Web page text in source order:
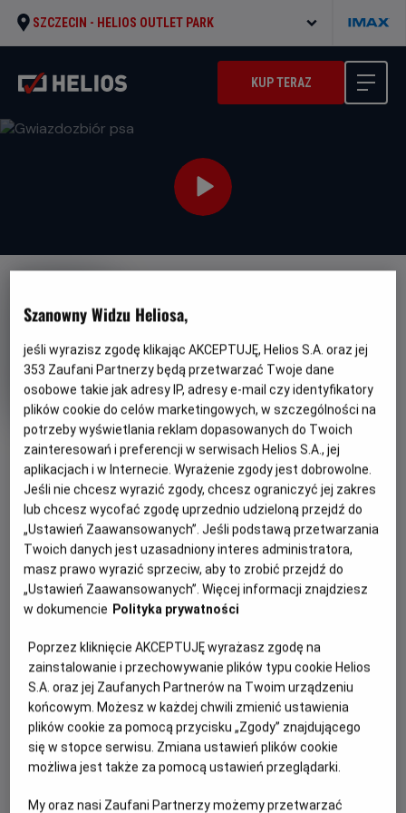
SZCZECIN - HELIOS OUTLET PARK
KUP TERAZ
OBSERWUJ
Gwiazdozbiór psa
Oryginalny
tytuł
The Dog Stars Gatunek
Akcja
Minimalny
wiek
Od 13 lat
Czas
trwania
119 min
Kraj
i
rok
produkcji
USA (2026)
PREMIERA
28 sierpnia 2026
REŻYSERIA
Ridley Scott
SCENARIUSZ
Mark L. Smith
OBSADA
Margaret Qualley, Jacob Elordi
WIĘCEJ SZCZEGÓŁÓW
GODZINY SEANSÓW
PIĄTEK, 28 SIERPNIA 2026
PIĄTEK,
SIERPNIA
2026
19:00
2D, napisy
POKAŻ KOLEJNE DNI
Szanowny Widzu Heliosa,
jeśli wyrazisz zgodę klikając AKCEPTUJĘ, Helios S.A. oraz jej
353 Zaufani Partnerzy będą przetwarzać Twoje dane
osobowe takie jak adresy IP, adresy e-mail czy identyfikatory
plików cookie do celów marketingowych, w szczególności na
potrzeby wyświetlania reklam dopasowanych do Twoich
zainteresowań i preferencji w serwisach Helios S.A., jej
aplikacjach i w Internecie. Wyrażenie zgody jest dobrowolne.
Jeśli nie chcesz wyrazić zgody, chcesz ograniczyć jej zakres
lub chcesz wycofać zgodę uprzednio udzieloną przejdź do
„Ustawień Zaawansowanych”. Jeśli podstawą przetwarzania
Twoich danych jest uzasadniony interes administratora,
masz prawo wyrazić sprzeciw, aby to zrobić przejdź do
„Ustawień Zaawansowanych”. Więcej informacji znajdziesz
w dokumencie Polityka prywatności
Poprzez kliknięcie AKCEPTUJĘ wyrażasz zgodę na
zainstalowanie i przechowywanie plików typu cookie Helios
S.A. oraz jej Zaufanych Partnerów na Twoim urządzeniu
końcowym. Możesz w każdej chwili zmienić ustawienia
plików cookie za pomocą przycisku „Zgody” znajdującego
się w stopce serwisu. Zmiana ustawień plików cookie
możliwa jest także za pomocą ustawień przeglądarki.
My oraz nasi Zaufani Partnerzy możemy przetwarzać